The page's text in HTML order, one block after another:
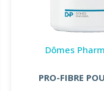
Dômes
PRO-FIBRE